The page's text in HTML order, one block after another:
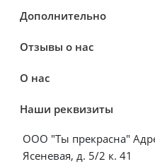
Дополнительно
Отзывы о нас
О нас
Наши реквизиты
ООО "Ты прекрасна"
Ясеневая, д. 5/2 к. 41